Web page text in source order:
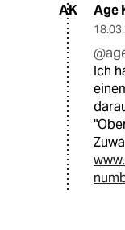
AK Age
Ich